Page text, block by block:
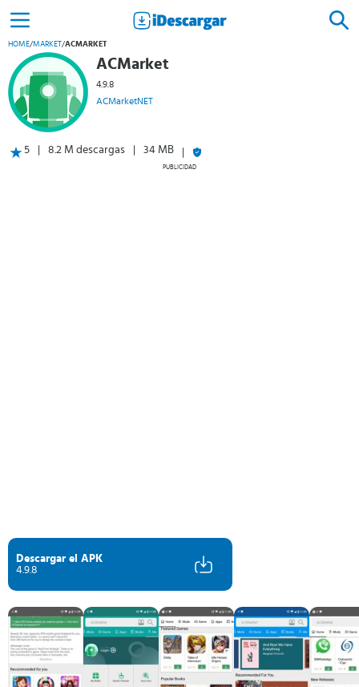
HOME/MARKET/ACMARKET
ACMarket
4.9.8
ACMarketNET
5 8.2 M descargas 34 MB
PUBLICIDAD
Descargar el APK
4.9.8